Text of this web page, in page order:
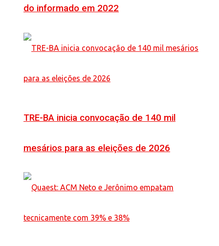
do informado em 2022
TRE-BA inicia convocação de 140 mil
mesários para as eleições de 2026